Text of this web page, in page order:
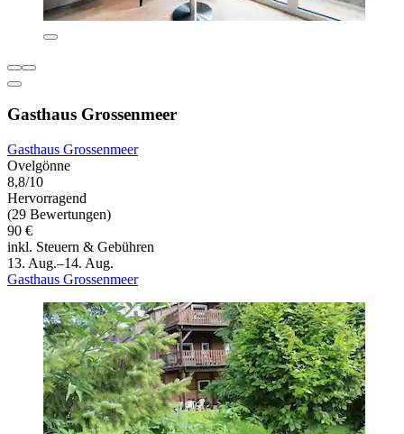
Gasthaus Grossenmeer
Gasthaus Grossenmeer
Ovelgönne
8,8/10
Hervorragend
(29 Bewertungen)
90 €
inkl. Steuern & Gebühren
13. Aug.–14. Aug.
Gasthaus Grossenmeer